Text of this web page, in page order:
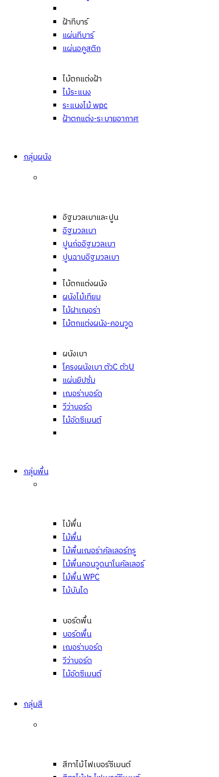
ฝ้าทีบาร์
แผ่นทีบาร์
แผ่นอคูสติก
ไม้ตกแต่งฝ้า
ไม้ระแนง
ระแนงไม้ wpc
ฝ้าตกแต่ง-ระบายอากาศ
กลุ่มผนัง
อิฐมวลเบาและปูน
อิฐมวลเบา
ปูนก่ออิฐมวลเบา
ปูนฉาบอิฐมวลเบา
ไม้ตกแต่งผนัง
ผนังไม้เทียม
ไม้ฝาเฌอร่า
ไม้ตกแต่งผนัง-คอนวูด
ผนังเบา
โครงผนังเบา ตัวC ตัวU
แผ่นยิปซั่ม
เฌอร่าบอร์ด
วีว่าบอร์ด
ไม้อัดซีเมนต์
กลุ่มพื้น
ไม้พื้น
ไม้พื้น
ไม้พื้นเฌอร่าคัลเลอร์ทรู
ไม้พื้นคอนวูดนาโนคัลเลอร์
ไม้พื้น WPC
ไม้บันได
บอร์ดพื้น
บอร์ดพื้น
เฌอร่าบอร์ด
วีว่าบอร์ด
ไม้อัดซีเมนต์
กลุ่มสี
สีทาไม้ไฟเบอร์ซีเมนต์